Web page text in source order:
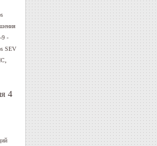
9 -
SEV
,
4